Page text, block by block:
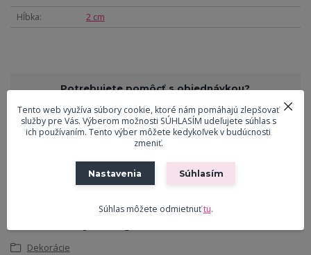
Hĺbka
2 cm
Potrebujete pomôcť s objednávkou?
Pavol Ličko
0908 916 547
(Po-Pia, 9-18 hod.)
ekreslo@ekreslo.sk
Dekorácie
Tento web využíva súbory cookie, ktoré nám pomáhajú zlepšovať
služby pre Vás. Výberom možnosti SÚHLASÍM udeľujete súhlas s
ich používaním. Tento výber môžete kedykoľvek v budúcnosti
zmeniť.
Nastavenia Súhlasím
Súhlas môžete odmietnuťtu.